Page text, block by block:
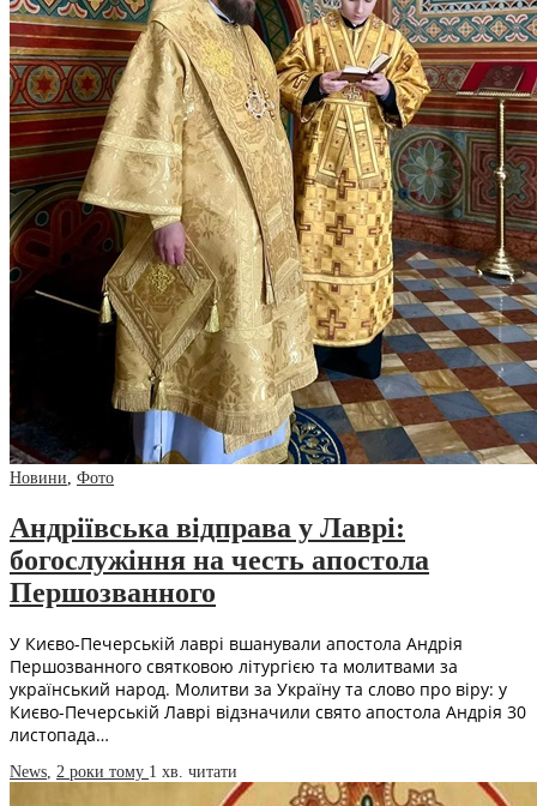
Новини Фото
Андріївська відправа у Лаврі:
богослужіння на честь апостола
Першозванного
У Києво-Печерській лаврі вшанували апостола Андрія
Першозванного святковою літургією та молитвами за
український народ. Молитви за Україну та слово про віру: у
Києво-Печерській Лаврі відзначили свято апостола Андрія 30
листопада…
News, 2 роки тому 1 хв. читати